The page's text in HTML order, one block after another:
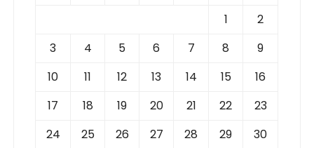
1
2
3
4 5 6 7 8
9
10
11 12 13 14 15
16
17
18 19 20 21 22
23
24
25 26 27 28 29
30